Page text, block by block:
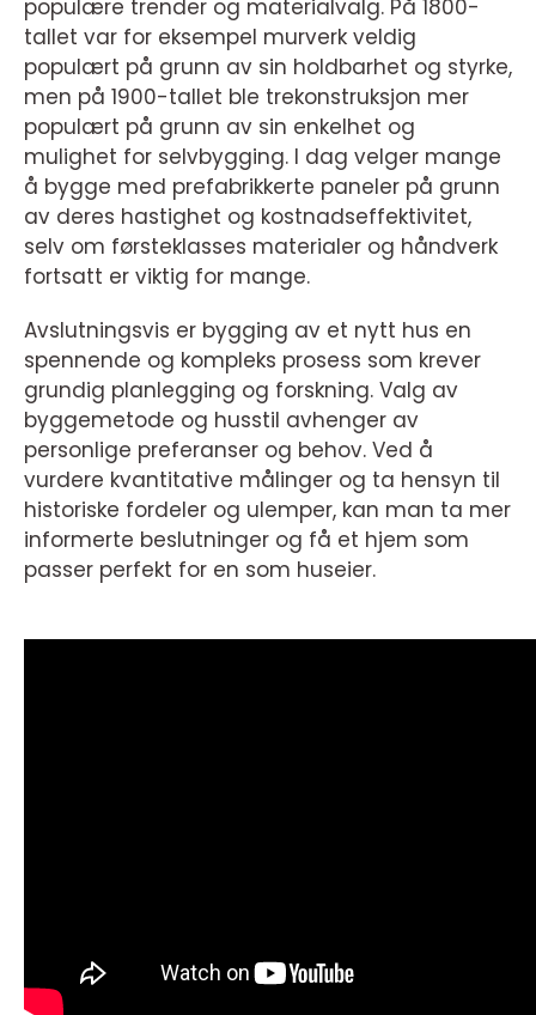
populære trender og materialvalg. På 1800-
tallet var for eksempel murverk veldig
populært på grunn av sin holdbarhet og styrke,
men på 1900-tallet ble trekonstruksjon mer
populært på grunn av sin enkelhet og
mulighet for selvbygging. I dag velger mange
å bygge med prefabrikkerte paneler på grunn
av deres hastighet og kostnadseffektivitet,
selv om førsteklasses materialer og håndverk
fortsatt er viktig for mange.
Avslutningsvis er bygging av et nytt hus en
spennende og kompleks prosess som krever
grundig planlegging og forskning. Valg av
byggemetode og husstil avhenger av
personlige preferanser og behov. Ved å
vurdere kvantitative målinger og ta hensyn til
historiske fordeler og ulemper, kan man ta mer
informerte beslutninger og få et hjem som
passer perfekt for en som huseier.